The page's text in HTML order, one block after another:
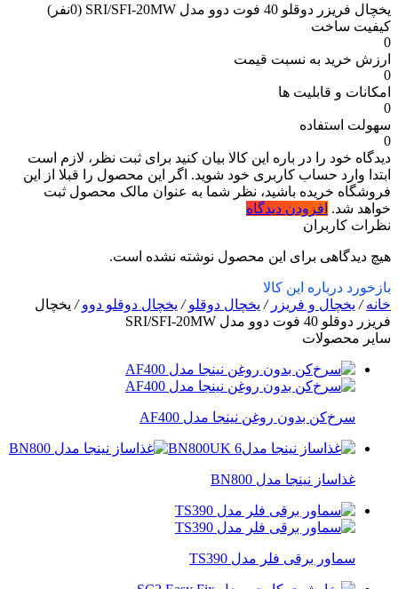
یخچال فریزر دوقلو 40 فوت دوو مدل SRI/SFI-20MW
(0نفر)
کیفیت ساخت
0
ارزش خرید به نسبت قیمت
0
امکانات و قابلیت ها
0
سهولت استفاده
0
دیدگاه خود را در باره این کالا بیان کنید برای ثبت نظر، لازم است
ابتدا وارد حساب کاربری خود شوید. اگر این محصول را قبلا از این
فروشگاه خریده باشید، نظر شما به عنوان مالک محصول ثبت
خواهد شد. افزودن دیدگاه
نظرات کاربران
هیچ دیدگاهی برای این محصول نوشته نشده است.
بازخورد درباره این کالا
خانه/ یخچال و فریزر / یخچال دوقلو/ یخچال دوقلو دوو/ یخچال
فریزر دوقلو 40 فوت دوو مدل SRI/SFI-20MW
سایر محصولات
سرخ‌کن بدون روغن نینجا مدل AF400
غذاساز نینجا مدل BN800
سماور برقی فلر مدل TS390